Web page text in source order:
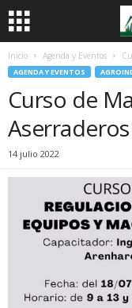
Inicio Agenda y Eventos
AGENDA Y EVENTOS
Curso de
Aserraderos
14 julio 2022